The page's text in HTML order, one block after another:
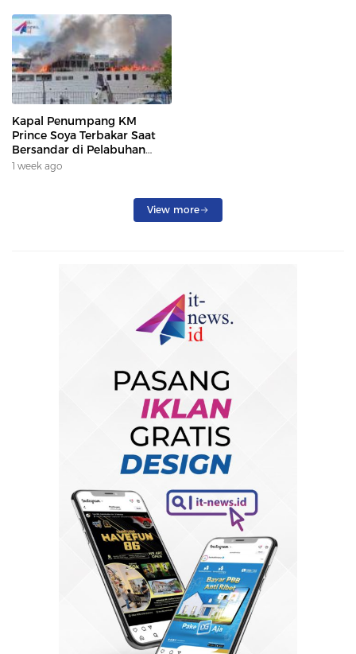
Kapal Penumpang KM
Prince Soya Terbakar Saat
Bersandar di Pelabuhan
Samarinda, Keberangkatan
1 week ago
View more